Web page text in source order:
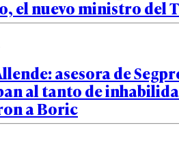
el nuevo ministro del
asesora de
al tanto de
a Boric